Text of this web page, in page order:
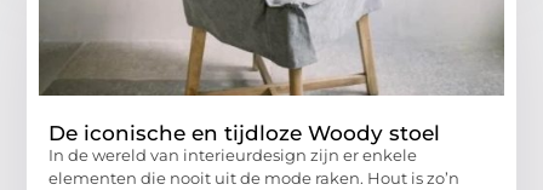
De iconische en tijdloze Woody stoel
In de wereld van interieurdesign zijn er enkele
elementen die nooit uit de mode raken. Hout is zo’n